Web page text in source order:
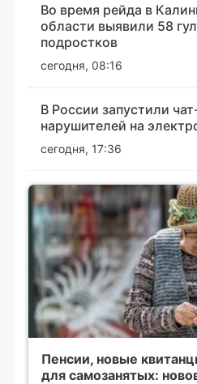
Во время рейда в
области выявили 58
подростков
сегодня, 08:16
В России запустили
нарушителей на
сегодня, 17:36
Пенсии, новые
для самозанятых: